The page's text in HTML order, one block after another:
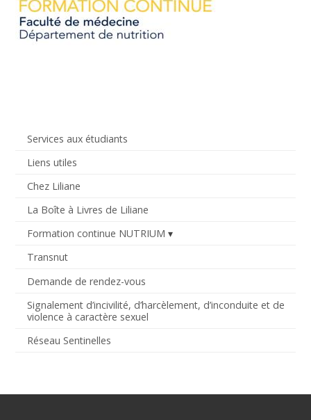
Services aux étudiants
Liens utiles
Chez Liliane
La Boîte à Livres de Liliane
Formation continue NUTRIUM
Transnut
Demande de rendez-vous
Signalement d’incivilité, d’harcèlement, d’inconduite et de
violence à caractère sexuel
Réseau Sentinelles